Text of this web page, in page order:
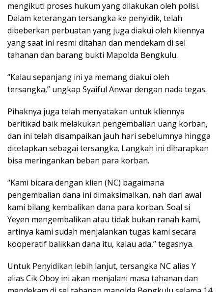
mengikuti proses hukum yang dilakukan oleh polisi.
Dalam keterangan tersangka ke penyidik, telah
dibeberkan perbuatan yang juga diakui oleh kliennya
yang saat ini resmi ditahan dan mendekam di sel
tahanan dan barang bukti Mapolda Bengkulu.
“Kalau sepanjang ini ya memang diakui oleh
tersangka,” ungkap Syaiful Anwar dengan nada tegas.
Pihaknya juga telah menyatakan untuk kliennya
beritikad baik melakukan pengembalian uang korban,
dan ini telah disampaikan jauh hari sebelumnya hingga
ditetapkan sebagai tersangka. Langkah ini diharapkan
bisa meringankan beban para korban.
“Kami bicara dengan klien (NC) bagaimana
pengembalian dana ini dimaksimalkan, nah dari awal
kami bilang kembalikan dana para korban. Soal si
Yeyen mengembalikan atau tidak bukan ranah kami,
artinya kami sudah menjalankan tugas kami secara
kooperatif balikkan dana itu, kalau ada,” tegasnya.
Untuk Penyidikan lebih lanjut, tersangka NC alias Y
alias Cik Oboy ini akan menjalani masa tahanan dan